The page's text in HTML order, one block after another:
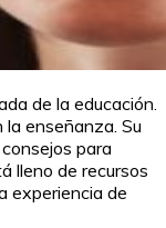
de la educación.
enseñanza. Su
para
lleno de recursos
experiencia de